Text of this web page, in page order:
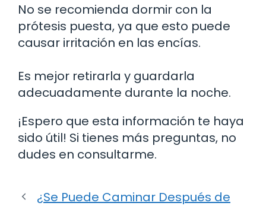
No se recomienda dormir con la
prótesis puesta, ya que esto puede
causar irritación en las encías.
Es mejor retirarla y guardarla
adecuadamente durante la noche.
¡Espero que esta información te haya
sido útil! Si tienes más preguntas, no
dudes en consultarme.
¿Se Puede Caminar Después de